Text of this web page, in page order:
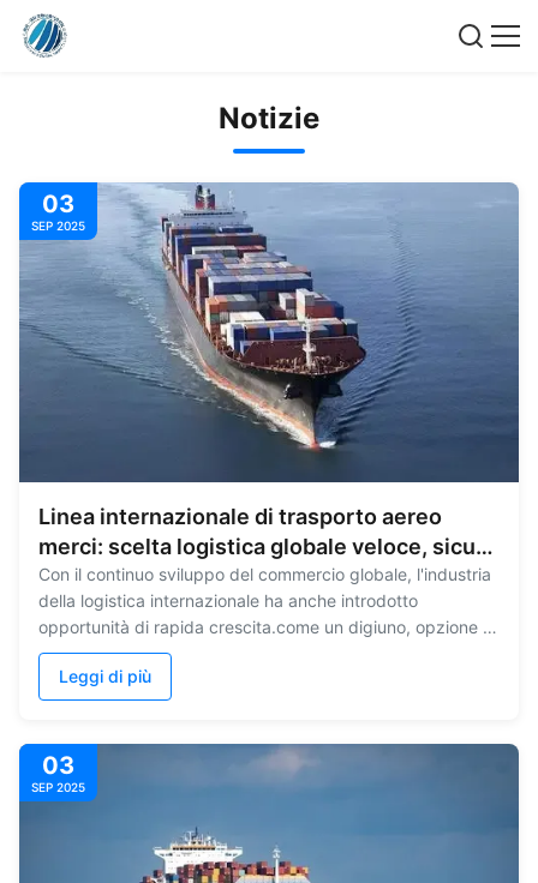
Notizie
03
SEP 2025
Linea internazionale di trasporto aereo
merci: scelta logistica globale veloce, sicura
ed efficiente
Con il continuo sviluppo del commercio globale, l'industria
della logistica internazionale ha anche introdotto
opportunità di rapida crescita.come un digiuno, opzione di
logistica sicura ed efficiente, stanno gradualmente
diventando la scelta prioritaria per le imprese e i privati. I
vantaggi dei ...
Leggi di più
03
SEP 2025